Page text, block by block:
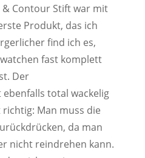
Contour Stift war mit
Produkt, das ich
find ich es,
fast komplett
Der
total wackelig
Man muss die
da man
nicht reindrehen kann.